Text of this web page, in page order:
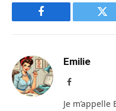
Facebook
Emilie
Facebook
Je